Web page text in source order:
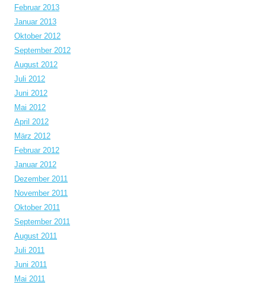
Februar 2013
Januar 2013
Oktober 2012
September 2012
August 2012
Juli 2012
Juni 2012
Mai 2012
April 2012
März 2012
Februar 2012
Januar 2012
Dezember 2011
November 2011
Oktober 2011
September 2011
August 2011
Juli 2011
Juni 2011
Mai 2011